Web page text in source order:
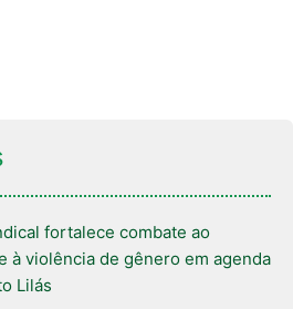
fortalece combate ao
à violência de gênero em agenda
Lilás